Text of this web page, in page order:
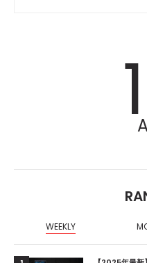
WEEKLY